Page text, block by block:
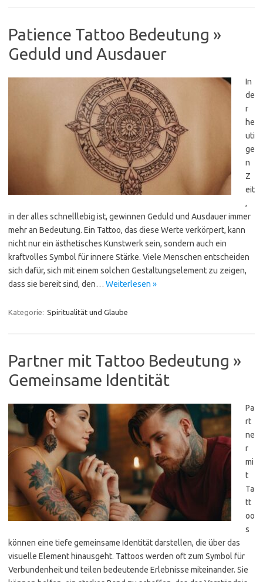
Patience Tattoo Bedeutung »
Geduld und Ausdauer
In
de
r
he
uti
ge
n
Z
eit
,
in der alles schnelllebig ist, gewinnen Geduld und Ausdauer immer
mehr an Bedeutung. Ein Tattoo, das diese Werte verkörpert, kann
nicht nur ein ästhetisches Kunstwerk sein, sondern auch ein
kraftvolles Symbol für innere Stärke. Viele Menschen entscheiden
sich dafür, sich mit einem solchen Gestaltungselement zu zeigen,
dass sie bereit sind, den… Weiterlesen »
Kategorie: Spiritualität und Glaube
Partner mit Tattoo Bedeutung »
Gemeinsame Identität
Pa
rt
ne
r
mi
t
Ta
tt
oo
s
können eine tiefe gemeinsame Identität darstellen, die über das
visuelle Element hinausgeht. Tattoos werden oft zum Symbol für
Verbundenheit und teilen bedeutende Erlebnisse miteinander. Sie